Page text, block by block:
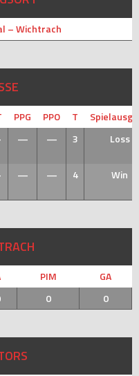
– Wichtrach
PPG PPO T
— — 3 Loss
— — 4 Win
PIM
GA
0 0